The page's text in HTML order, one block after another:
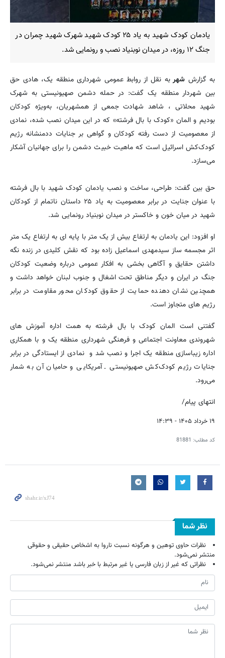
یادمان کودک شهید به یاد ۲۵ کودک شهید شهرک شهید چمران در
جنگ ۱۲ روزه، در میدان نوبنیاد نصب و رونمایی شد.
به گزارش شهربه نقل از روابط عمومی شهرداری منطقه یک، هادی حق
بین شهردار منطقه یک گفت: در حمله دشمن صهیونیستی به شهرک
شهید محلاتی ، شاهد شهادت جمعی از همشهریان، به‌ویژه کودکان
بودیم و المان «کودک با بال فرشته» که در این میدان نصب شده، نمادی
از معصومیت از دست رفته کودکان و گواهی بر جنایات ددمنشانه رژیم
کودک‌کش اسرائیل است که ماهیت خبیث دشمن را برای جهانیان آشکار
می‌سازد.
حق بین گفت: طراحی، ساخت و نصب یادمان کودک شهید با بال فرشته
با عنوان جنایت در برابر معصومیت به یاد ۲۵ داستان ناتمام از کودکان
شهید در میان خون و خاکستر در میدان نوبنیاد رونمایی شد.
او افزود: این یادمان به ارتفاع بیش از یک متر با پایه ای به ارتفاع یک متر
اثر مجسمه ساز سیدمهدی اسماعیل زاده بود که نقش کلیدی در زنده نگه
داشتن حقایق و آگاهی بخشی به افکار عمومی درباره وضعیت کودکان
جنگ در ایران و دیگر مناطق تحت اشغال و جنوب لبنان خواهد داشت و
همچنین نشان دهنده حمایت از حقوق کودکان محور مقاومت در برابر
رژیم های متجاوز است.
گفتنی است المان کودک با بال فرشته به همت اداره آموزش های
شهروندی معاونت اجتماعی و فرهنگی شهرداری منطقه یک و با همکاری
اداره زیباسازی منطقه یک اجرا و نصب شد و نمادی از ایستادگی در برابر
جنایات رژیم کودک‌کش صهیونیستی ـ آمریکایی و حامیان آن به شمار
می‌رود.
انتهای پیام/
۱۹ خرداد ۱۴۰۵ - ۱۴:۳۹
کد مطلب: 81881
نظر شما
نظرات حاوی توهین و هرگونه نسبت ناروا به اشخاص حقیقی و حقوقی
منتشر نمی‌شود.
نظراتی که غیر از زبان فارسی یا غیر مرتبط با خبر باشد منتشر نمی‌شود.